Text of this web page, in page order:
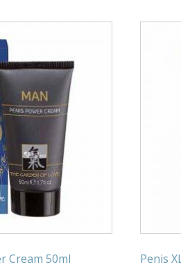
Cream 50ml
Penis